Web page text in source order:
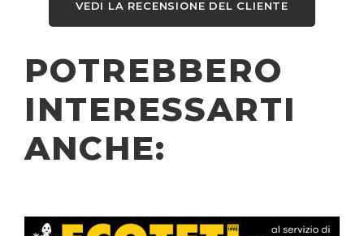
VEDI LA RECENSIONE DEL CLIENTE
POTREBBERO
INTERESSARTI
ANCHE: